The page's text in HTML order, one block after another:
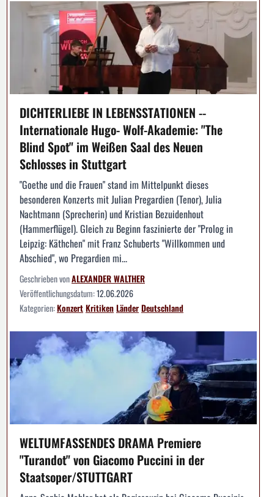
DICHTERLIEBE IN LEBENSSTATIONEN --
Internationale Hugo- Wolf-Akademie: "The
Blind Spot" im Weißen Saal des Neuen
Schlosses in Stuttgart
"Goethe und die Frauen" stand im Mittelpunkt dieses
besonderen Konzerts mit Julian Pregardien (Tenor), Julia
Nachtmann (Sprecherin) und Kristian Bezuidenhout
(Hammerflügel). Gleich zu Beginn faszinierte der "Prolog in
Leipzig: Käthchen" mit Franz Schuberts "Willkommen und
Abschied", wo Pregardien mi...
Geschrieben vonALEXANDER WALTHER
Veröffentlichungsdatum:12.06.2026
Kategorien:KonzertKritikenLänderDeutschland
WELTUMFASSENDES DRAMA Premiere
"Turandot" von Giacomo Puccini in der
Staatsoper/STUTTGART